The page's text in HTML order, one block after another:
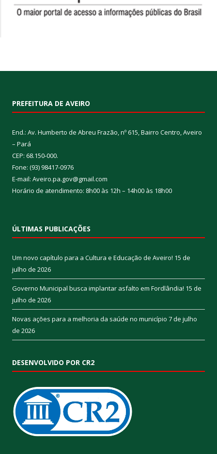
PREFEITURA DE AVEIRO
End.: Av. Humberto de Abreu Frazão, nº 615, Bairro Centro, Aveiro
– Pará
CEP: 68.150-000.
Fone: (93) 98417-0976
E-mail: Aveiro.pa.gov@gmail.com
Horário de atendimento: 8h00 às 12h – 14h00 às 18h00
ÚLTIMAS PUBLICAÇÕES
Um novo capítulo para a Cultura e Educação de Aveiro! 15 de
julho de 2026
Governo Municipal busca implantar asfalto em Fordlândia! 15 de
julho de 2026
Novas ações para a melhoria da saúde no município 7 de julho
de 2026
DESENVOLVIDO POR CR2